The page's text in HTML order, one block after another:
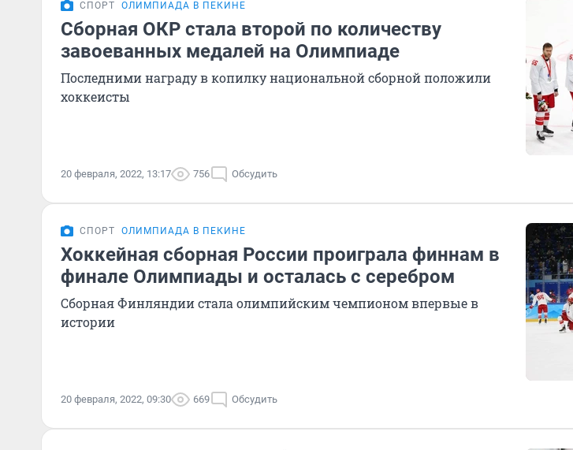
СПОРТ ОЛИМПИАДА В ПЕКИНЕ
Сборная ОКР стала второй по количеству
завоеванных медалей на Олимпиаде
Последними награду в копилку национальной сборной положили
хоккеисты
20 февраля, 2022, 13:17 756 Обсудить
СПОРТ ОЛИМПИАДА В ПЕКИНЕ
Хоккейная сборная России проиграла финнам в
финале Олимпиады и осталась с серебром
Сборная Финляндии стала олимпийским чемпионом впервые в
истории
20 февраля, 2022, 09:30 669 Обсудить